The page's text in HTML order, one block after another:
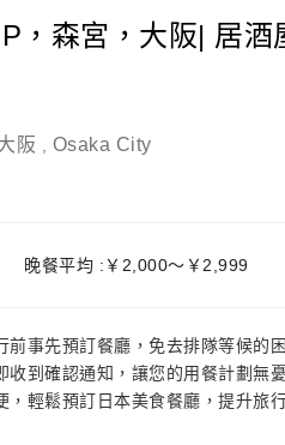
，森宮，大阪| 居
阪 Osaka City
晚餐平均 :￥2,000～￥2,999
前事先預訂餐廳，免去排隊等候的
收到確認通知，讓您的用餐計劃無
，輕鬆預訂日本美食餐廳，提升旅